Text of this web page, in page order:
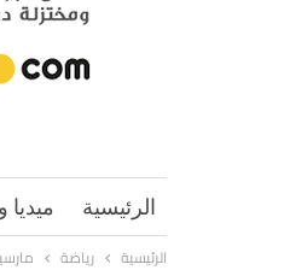
الرئيسية ميديا
الرئيسية
رياضة